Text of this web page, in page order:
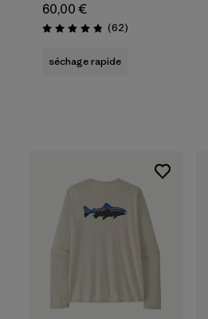
60,00 €
Évaluation: 4.8 / 5
(62Avis
)
séchage rapide